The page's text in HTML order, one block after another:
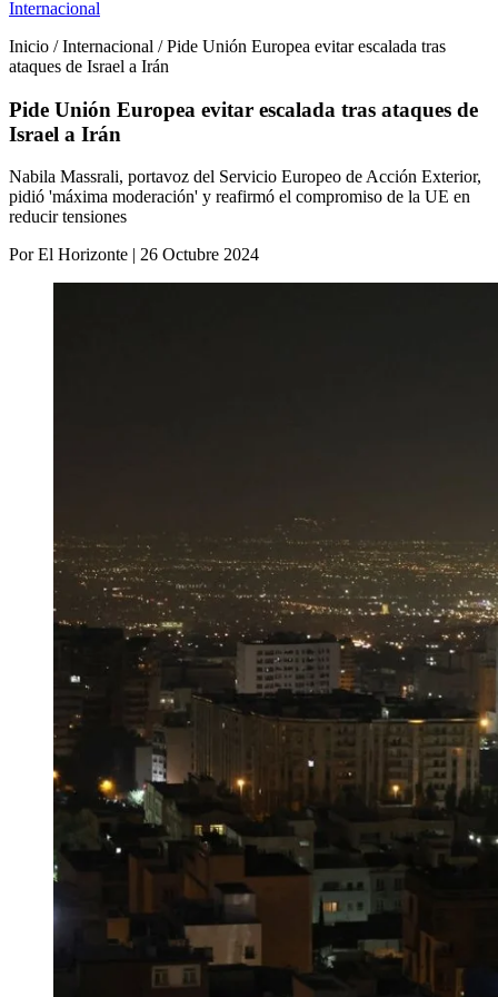
Internacional
Inicio / Internacional / Pide Unión Europea evitar escalada tras
ataques de Israel a Irán
Pide Unión Europea evitar escalada tras ataques de
Israel a Irán
Nabila Massrali, portavoz del Servicio Europeo de Acción Exterior,
pidió 'máxima moderación' y reafirmó el compromiso de la UE en
reducir tensiones
Por El Horizonte | 26 Octubre 2024